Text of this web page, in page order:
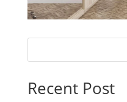
Recent Post